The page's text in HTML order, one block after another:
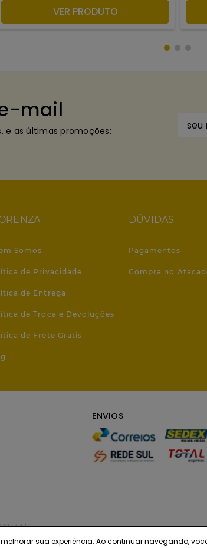
ADICIONAR À SACOLA
VER PRODUTO
mail
e as últimas promoções:
Somos
de Privacidade
de Entrega
de Troca e Devoluções
de Frete Grátis
DÚVIDAS
Pagamentos
Compra no
ENVIOS
44 |
melhorar sua experiência. Ao continuar navegando,